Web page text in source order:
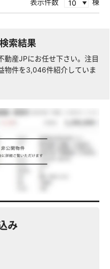
表示件数
棟
索結果
動産JPにお任せ下さい。注目
物件を3,046件紹介していま
み